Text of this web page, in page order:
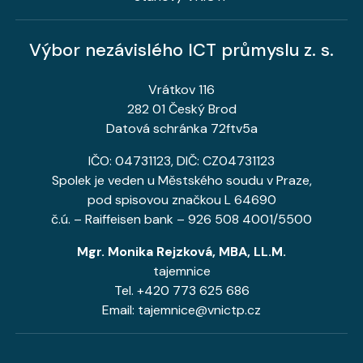
Výbor nezávislého ICT průmyslu z. s.
Vrátkov 116
282 01 Český Brod
Datová schránka 72ftv5a
IČO: 04731123, DIČ: CZ04731123
Spolek je veden u Městského soudu v Praze,
pod spisovou značkou L 64690
č.ú. – Raiffeisen bank – 926 508 4001/5500
Mgr. Monika Rejzková, MBA, LL.M.
tajemnice
Tel. +420 773 625 686
Email: tajemnice@vnictp.cz